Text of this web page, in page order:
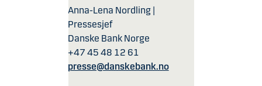
Anna-Lena Nordling |
Pressesjef
Danske Bank Norge
+47 45 48 12 61
presse@danskebank.no